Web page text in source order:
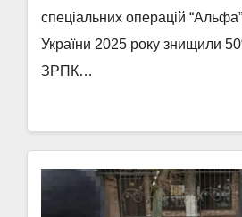
спеціальних операцій
України 2025 року знищили
ЗРПК…